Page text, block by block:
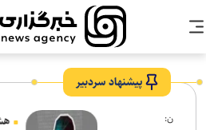
پیشنهاد سردبیر
هشدار درباره